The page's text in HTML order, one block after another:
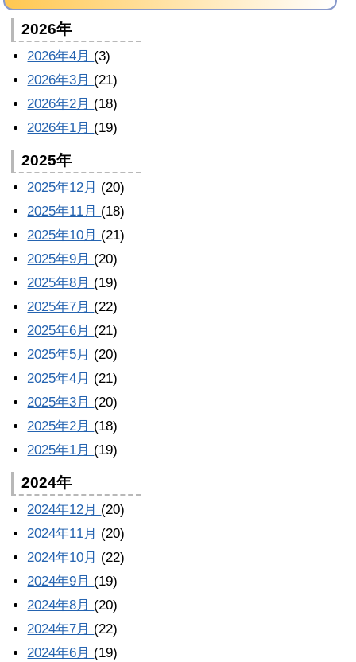
2026年
2026年4月 (3)
2026年3月 (21)
2026年2月 (18)
2026年1月 (19)
2025年
2025年12月 (20)
2025年11月 (18)
2025年10月 (21)
2025年9月 (20)
2025年8月 (19)
2025年7月 (22)
2025年6月 (21)
2025年5月 (20)
2025年4月 (21)
2025年3月 (20)
2025年2月 (18)
2025年1月 (19)
2024年
2024年12月 (20)
2024年11月 (20)
2024年10月 (22)
2024年9月 (19)
2024年8月 (20)
2024年7月 (22)
2024年6月 (19)